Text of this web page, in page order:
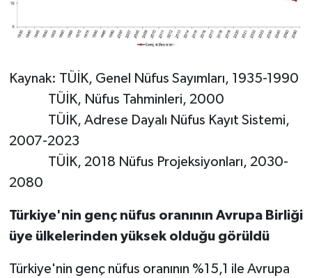
Kaynak: TÜİK, Genel Nüfus Sayımları, 1935-1990
TÜİK, Nüfus Tahminleri, 2000
TÜİK, Adrese Dayalı Nüfus Kayıt Sistemi,
2007-2023
TÜİK, 2018 Nüfus Projeksiyonları, 2030-
2080
Türkiye'nin genç nüfus oranının Avrupa Birliği
üye ülkelerinden yüksek olduğu görüldü
Türkiye'nin genç nüfus oranının %15,1 ile Avrupa